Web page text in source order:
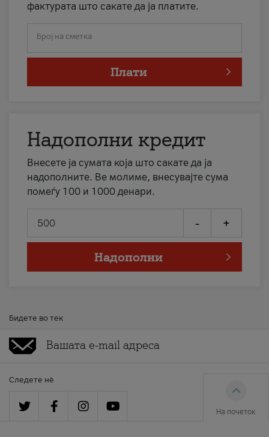
фактурата што сакате да ја платите.
Број на сметка
Плати
Надополни кредит
Внесете ја сумата која што сакате да ја
надополните. Ве молиме, внесувајте сума
помеѓу 100 и 1000 денари.
- +
Надополни
Бидете во тек
Следете нè
На почеток